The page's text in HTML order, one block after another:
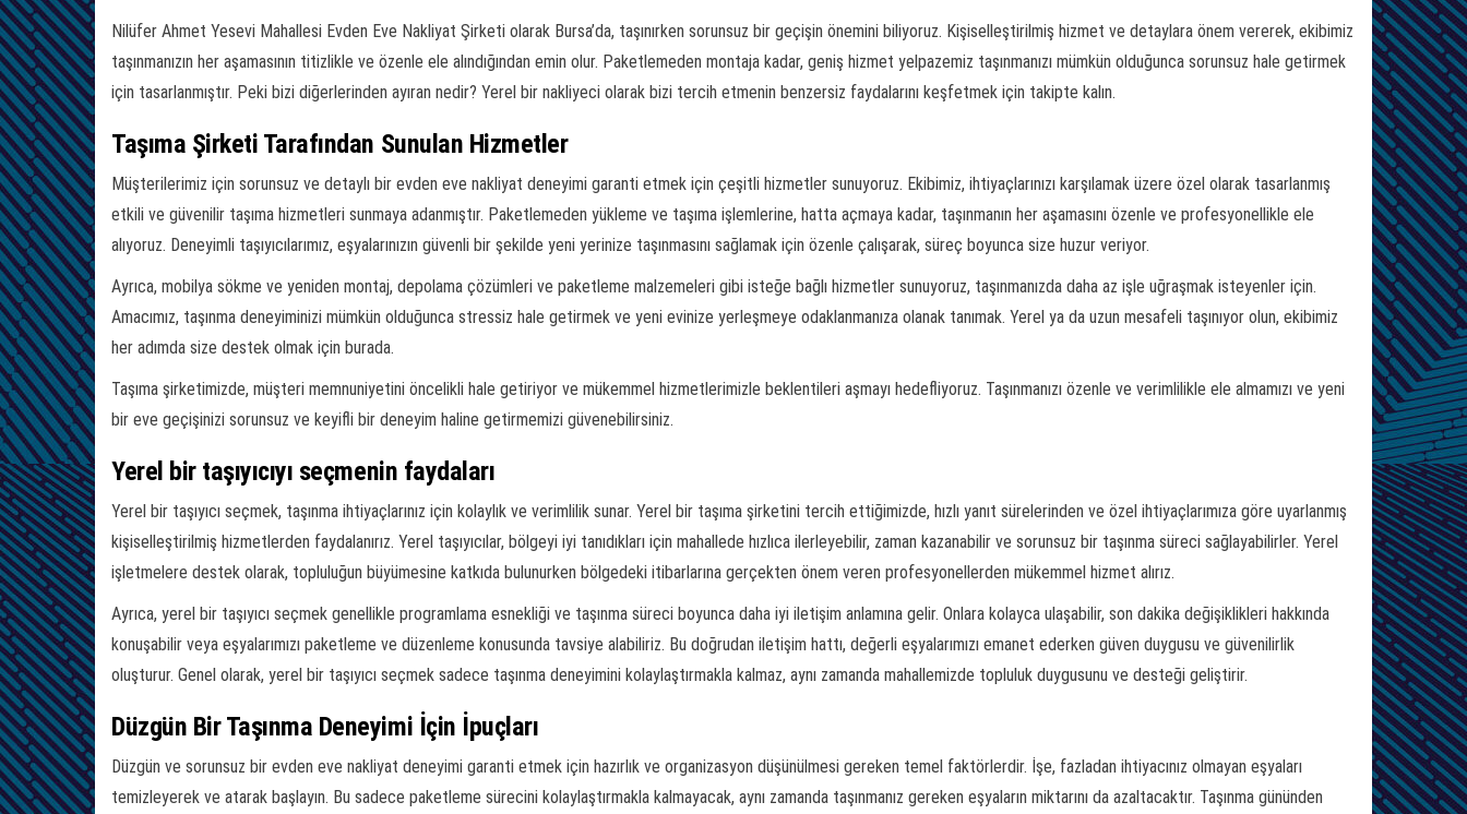
Nilüfer Ahmet Yesevi Mahallesi Evden Eve Nakliyat Şirketi olarak Bursa’da, taşınırken sorunsuz bir geçişin önemini biliyoruz. Kişiselleştirilmiş hizmet ve detaylara önem vererek, ekibimiz
taşınmanızın her aşamasının titizlikle ve özenle ele alındığından emin olur. Paketlemeden montaja kadar, geniş hizmet yelpazemiz taşınmanızı mümkün olduğunca sorunsuz hale getirmek
için tasarlanmıştır. Peki bizi diğerlerinden ayıran nedir? Yerel bir nakliyeci olarak bizi tercih etmenin benzersiz faydalarını keşfetmek için takipte kalın.
Taşıma Şirketi Tarafından Sunulan Hizmetler
Müşterilerimiz için sorunsuz ve detaylı bir evden eve nakliyat deneyimi garanti etmek için çeşitli hizmetler sunuyoruz. Ekibimiz, ihtiyaçlarınızı karşılamak üzere özel olarak tasarlanmış
etkili ve güvenilir taşıma hizmetleri sunmaya adanmıştır. Paketlemeden yükleme ve taşıma işlemlerine, hatta açmaya kadar, taşınmanın her aşamasını özenle ve profesyonellikle ele
alıyoruz. Deneyimli taşıyıcılarımız, eşyalarınızın güvenli bir şekilde yeni yerinize taşınmasını sağlamak için özenle çalışarak, süreç boyunca size huzur veriyor.
Ayrıca, mobilya sökme ve yeniden montaj, depolama çözümleri ve paketleme malzemeleri gibi isteğe bağlı hizmetler sunuyoruz, taşınmanızda daha az işle uğraşmak isteyenler için.
Amacımız, taşınma deneyiminizi mümkün olduğunca stressiz hale getirmek ve yeni evinize yerleşmeye odaklanmanıza olanak tanımak. Yerel ya da uzun mesafeli taşınıyor olun, ekibimiz
her adımda size destek olmak için burada.
Taşıma şirketimizde, müşteri memnuniyetini öncelikli hale getiriyor ve mükemmel hizmetlerimizle beklentileri aşmayı hedefliyoruz. Taşınmanızı özenle ve verimlilikle ele almamızı ve yeni
bir eve geçişinizi sorunsuz ve keyifli bir deneyim haline getirmemizi güvenebilirsiniz.
Yerel bir taşıyıcıyı seçmenin faydaları
Yerel bir taşıyıcı seçmek, taşınma ihtiyaçlarınız için kolaylık ve verimlilik sunar. Yerel bir taşıma şirketini tercih ettiğimizde, hızlı yanıt sürelerinden ve özel ihtiyaçlarımıza göre uyarlanmış
kişiselleştirilmiş hizmetlerden faydalanırız. Yerel taşıyıcılar, bölgeyi iyi tanıdıkları için mahallede hızlıca ilerleyebilir, zaman kazanabilir ve sorunsuz bir taşınma süreci sağlayabilirler. Yerel
işletmelere destek olarak, topluluğun büyümesine katkıda bulunurken bölgedeki itibarlarına gerçekten önem veren profesyonellerden mükemmel hizmet alırız.
Ayrıca, yerel bir taşıyıcı seçmek genellikle programlama esnekliği ve taşınma süreci boyunca daha iyi iletişim anlamına gelir. Onlara kolayca ulaşabilir, son dakika değişiklikleri hakkında
konuşabilir veya eşyalarımızı paketleme ve düzenleme konusunda tavsiye alabiliriz. Bu doğrudan iletişim hattı, değerli eşyalarımızı emanet ederken güven duygusu ve güvenilirlik
oluşturur. Genel olarak, yerel bir taşıyıcı seçmek sadece taşınma deneyimini kolaylaştırmakla kalmaz, aynı zamanda mahallemizde topluluk duygusunu ve desteği geliştirir.
Düzgün Bir Taşınma Deneyimi İçin İpuçları
Düzgün ve sorunsuz bir evden eve nakliyat deneyimi garanti etmek için hazırlık ve organizasyon düşünülmesi gereken temel faktörlerdir. İşe, fazladan ihtiyacınız olmayan eşyaları
temizleyerek ve atarak başlayın. Bu sadece paketleme sürecini kolaylaştırmakla kalmayacak, aynı zamanda taşınmanız gereken eşyaların miktarını da azaltacaktır. Taşınma gününden